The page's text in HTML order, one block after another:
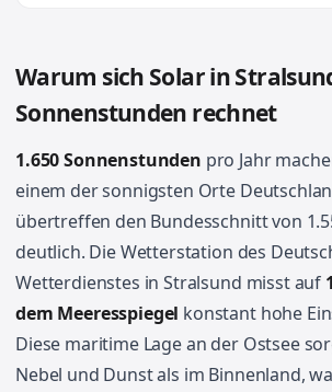
Warum sich Solar in
Sonnenstunden rechnet
1.650 Sonnenstunden pro Jahr
einem der sonnigsten Orte
übertreffen den Bundesschnitt von
deutlich. Die Wetterstation des
Wetterdienstes in Stralsund misst auf
dem Meeresspiegel konstant hohe
Diese maritime Lage an der Ostsee
Nebel und Dunst als im Binnenland,